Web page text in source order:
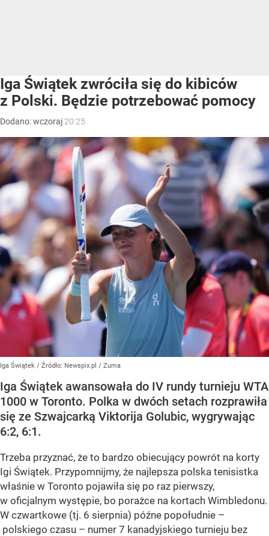
Iga Świątek zwróciła się do kibiców
z Polski. Będzie potrzebować pomocy
Dodano:wczoraj 20:25
Iga Świątek / Źródło: Newspix.pl / Zuma
Iga Świątek awansowała do IV rundy turnieju WTA
1000 w Toronto. Polka w dwóch setach rozprawiła
się ze Szwajcarką Viktorija Golubic, wygrywając
6:2, 6:1.
Trzeba przyznać, że to bardzo obiecujący powrót na korty
Igi Świątek. Przypomnijmy, że najlepsza polska tenisistka
właśnie w Toronto pojawiła się po raz pierwszy,
w oficjalnym występie, bo porażce na kortach Wimbledonu.
W czwartkowe (tj. 6 sierpnia) późne popołudnie –
polskiego czasu – numer 7 kanadyjskiego turnieju bez